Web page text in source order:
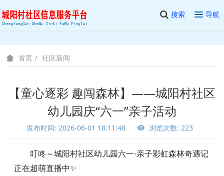
搜索 导航
首页 社区新闻
【童心逐彩 趣闯森林】——城阳村社区
幼儿园庆“六一”亲子活动
发布时间: 2026-06-01 18:11:48 浏览次数: 223
叮咚～城阳村社区幼儿园 六一·亲子彩虹森林奇遇记
正在超萌直播中✨